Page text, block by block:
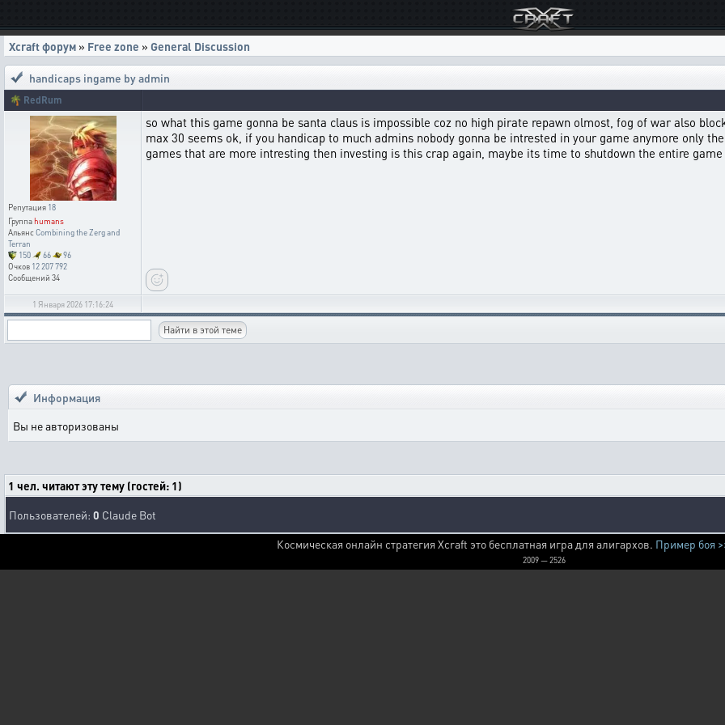
Xcraft форум » Free zone » General Discussion
handicaps ingame by admin
🌴 RedRum
Репутация 18
Группаhumans
АльянсCombining the Zerg and
Terran
150
66
96
Очков 12 207 792
Сообщений 34
so what this game gonna be santa claus is impossible coz no high pirate repawn olmost, fog of war also
max 30 seems ok, if you handicap to much admins nobody gonna be intrested in your game anymore only
games that are more intresting then investing is this crap again, maybe its time to shutdown the entire
1 Января 2026 17:16:24
Информация
Вы не авторизованы
1 чел. читают эту тему (гостей: 1)
Пользователей: 0 Claude Bot
Космическая онлайн стратегия Xcraft это бесплатная игра для алигархов. Пример боя
2009 — 2526